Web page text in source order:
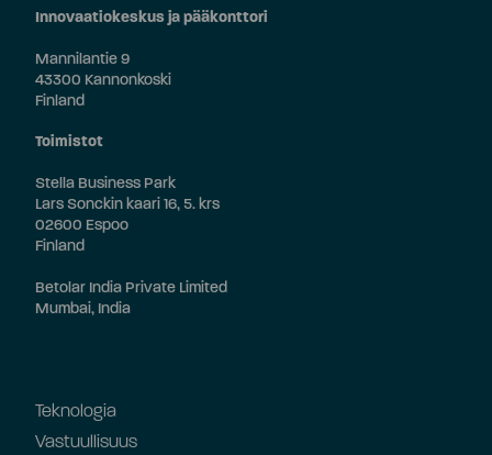
Innovaatiokeskus ja pääkonttori
Mannilantie 9
43300 Kannonkoski
Finland
Toimistot
Stella Business Park
Lars Sonckin kaari 16, 5. krs
02600 Espoo
Finland
Betolar India Private Limited
Mumbai, India
Teknologia
Vastuullisuus